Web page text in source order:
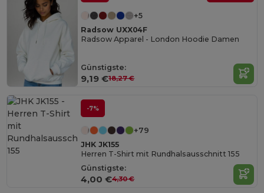
+5
Radsow UXX04F
Radsow Apparel - London Hoodie Damen
Günstigste:
9,19 €18,27 €
-7%
+79
JHK JK155
Herren T-Shirt mit Rundhalsausschnitt 155
Günstigste:
4,00 €4,30 €